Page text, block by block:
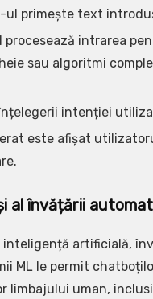
ul primește text
intrarea
sau algoritmi
intenției
este afișat
al învățării
artificială,
ML le permit
limbajului uman,